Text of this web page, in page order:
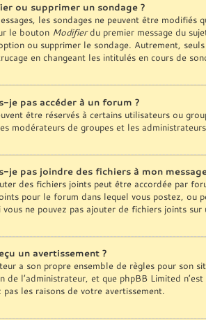
ou supprimer un sondage ?
les sondages ne peuvent être
le bouton Modifierdu premier message du
ou supprimer le sondage. Autrement,
en changeant les intitulés en cours de
je pas accéder à un forum ?
être réservés à certains utilisateurs ou
modérateurs de groupes et les
je pas joindre des fichiers à mon
des fichiers joints peut être accordée par
pour le forum dans lequel vous postez, ou
vous ne pouvez pas ajouter de fichiers joints
un avertissement ?
a son propre ensemble de règles pour son
de l’administrateur, et que phpBB Limited
pas les raisons de votre avertissement.